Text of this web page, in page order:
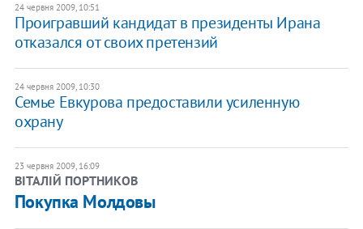
24 червня 2009, 10:51
Проигравший кандидат в президенты Ирана
отказался от своих претензий
24 червня 2009, 10:30
Семье Евкурова предоставили усиленную
охрану
23 червня 2009, 16:09
ВІТАЛІЙ ПОРТНИКОВ
Покупка Молдовы